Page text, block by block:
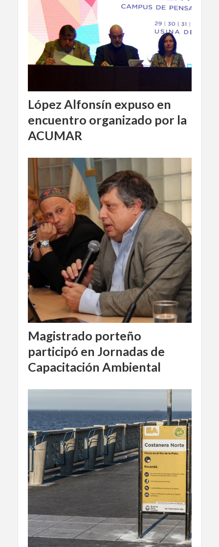
López Alfonsín expuso en
encuentro organizado por la
ACUMAR
Magistrado porteño
participó en Jornadas de
Capacitación Ambiental